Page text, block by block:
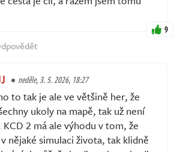
9
neděle, 3. 5. 2026, 18:27
to tak je ale ve většině her, že
ukoly na mapě, tak už není
2 má ale výhodu v tom, že
nějaké simulaci života, tak klidně